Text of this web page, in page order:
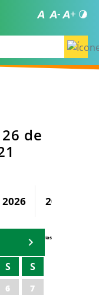
26 de
2026 2027
Agenda Secretárias
S S
6
7